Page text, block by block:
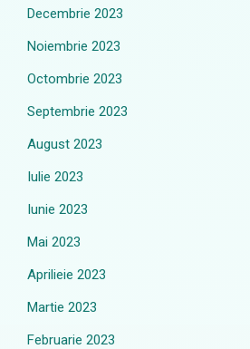
Decembrie 2023
Noiembrie 2023
Octombrie 2023
Septembrie 2023
August 2023
Iulie 2023
Iunie 2023
Mai 2023
Aprilieie 2023
Martie 2023
Februarie 2023